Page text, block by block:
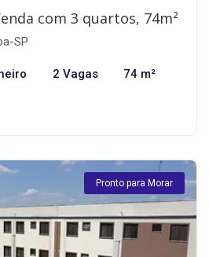
com 3 quartos, 74m²
SP
2 Vagas 74 m²
Pronto para Morar